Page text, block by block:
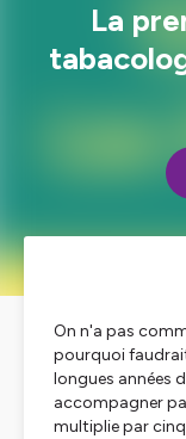
La
CAAT
On n'a pas
pourquoi
longues années
accompagner
multiplie par